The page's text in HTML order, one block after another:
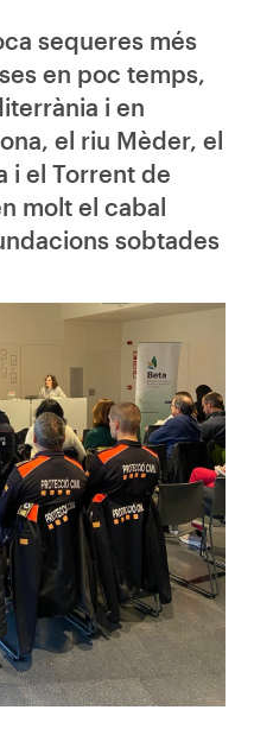
sequeres més
en poc temps,
i en
el riu Mèder, el
i el Torrent de
molt el cabal
sobtades